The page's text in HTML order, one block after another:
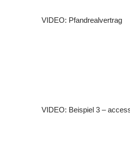
VIDEO: Pfandrealvertrag
VIDEO: Beispiel 3 –